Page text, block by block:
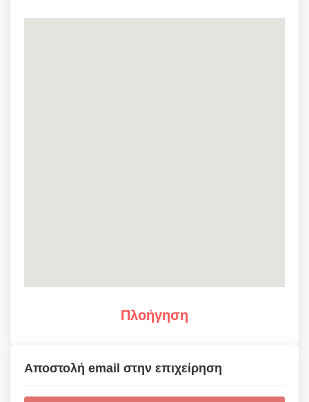
Πλοήγηση
Αποστολή email στην επιχείρηση